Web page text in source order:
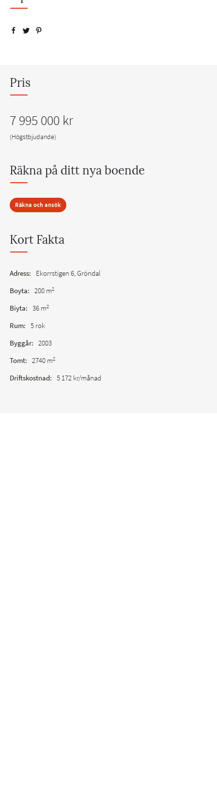
Pris
7 995 000 kr
(Högstbjudande)
Räkna på ditt nya boende
Räkna och ansök
Kort Fakta
Adress:
Ekorrstigen 6, Gröndal
Boyta: 200 m2
Biyta: 36 m2
Rum: 5 rok
Byggår: 2003
Tomt: 2740 m2
Driftskostnad: 5 172 kr/månad